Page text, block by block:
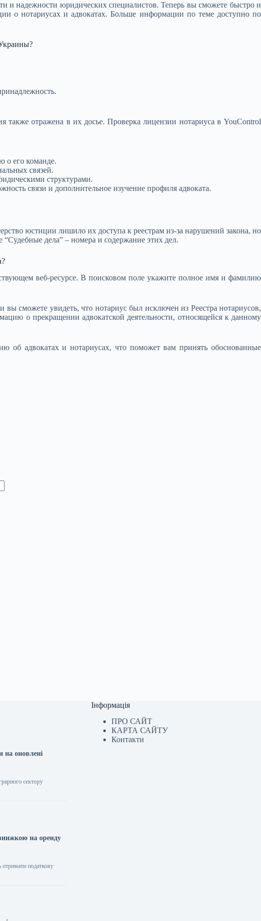
и надежности юридических специалистов. Теперь вы сможете быстро и
о нотариусах и адвокатах. Больше информации по теме доступно по
также отражена в их досье. Проверка лицензии нотариуса в YouControl
о его команде.
связей.
структурами.
связи и дополнительное изучение профиля адвоката.
юстиции лишило их доступа к реестрам из-за нарушений закона, но
дела” – номера и содержание этих дел.
веб-ресурсе. В поисковом поле укажите полное имя и фамилию
вы сможете увидеть, что нотариус был исключен из Реестра нотариусов,
о прекращении адвокатской деятельности, относящейся к данному
об адвокатах и нотариусах, что поможет вам принять обоснованные
на оновлені
сектору
на оренду
отримати податкову
Інформація
ПРО САЙТ
КАРТА САЙТУ
Контакти